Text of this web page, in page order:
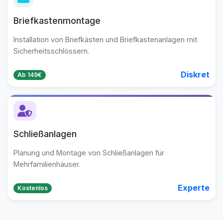
Briefkastenmontage
Installation von Briefkästen und Briefkastenanlagen mit
Sicherheitsschlössern.
Ab 149€ Diskret
Schließanlagen
Planung und Montage von Schließanlagen für
Mehrfamilienhäuser.
Kostenlos Experte